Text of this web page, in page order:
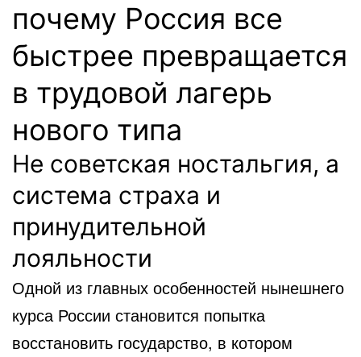
почему Россия все
быстрее превращается
в трудовой лагерь
нового типа
Не советская ностальгия, а
система страха и
принудительной
лояльности
Одной из главных особенностей нынешнего
курса России становится попытка
восстановить государство, в котором